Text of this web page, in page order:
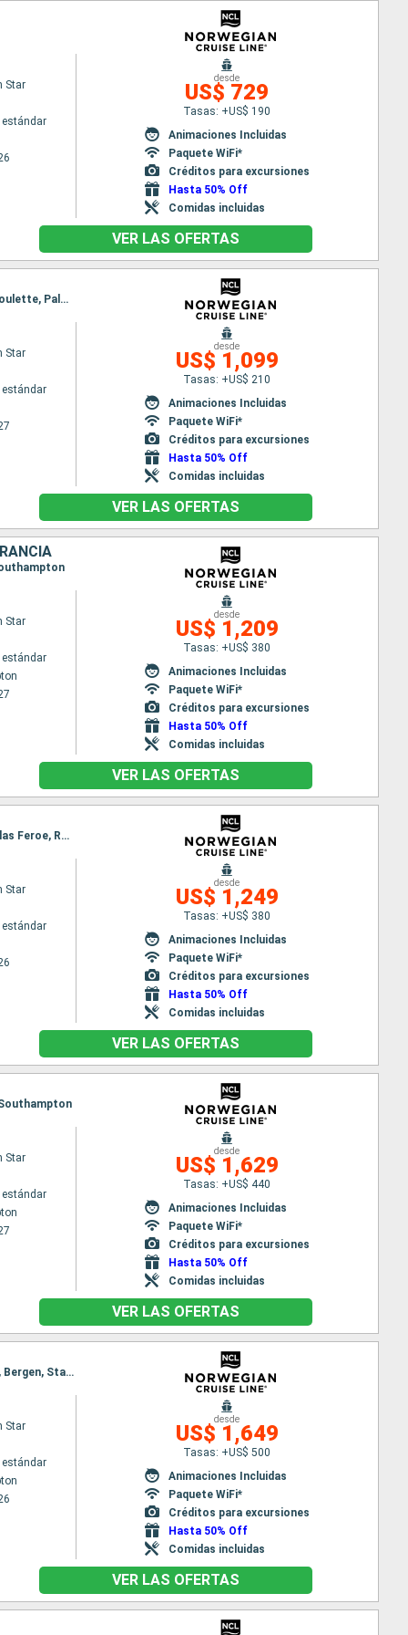
Star
desde
US$ 729
Tasas: +US$ 190
Animaciones Incluidas
Paquete WiFi*
Créditos para excursiones
Hasta 50% Off
Comidas incluidas
VER LAS OFERTAS
Itinerario : Barcelona, Marsella, Livorno, Civitavecchia - Roma, Salerno, Messine, La Valetta, La Goulette, Palma de Mallorca, Barcelona
Star
desde
US$ 1,099
Tasas: +US$ 210
Animaciones Incluidas
Paquete WiFi*
Créditos para excursiones
Hasta 50% Off
Comidas incluidas
VER LAS OFERTAS
Star
desde
US$ 1,209
Tasas: +US$ 380
Animaciones Incluidas
Paquete WiFi*
Créditos para excursiones
Hasta 50% Off
Comidas incluidas
VER LAS OFERTAS
Itinerario : Reykjavik, Grundarfjordur, Akureyri, Isafjordur - Islande, Seydisfjordhur, Torshaven - Islas Feroe, Reykjavik
Star
desde
US$ 1,249
Tasas: +US$ 380
Animaciones Incluidas
Paquete WiFi*
Créditos para excursiones
Hasta 50% Off
Comidas incluidas
VER LAS OFERTAS
Star
desde
US$ 1,629
Tasas: +US$ 440
Animaciones Incluidas
Paquete WiFi*
Créditos para excursiones
Hasta 50% Off
Comidas incluidas
VER LAS OFERTAS
Itinerario : Southampton, Edimbourg, Invergordon, Reykjavik, Isafjordur - Islande, Akureyri, Maloy, Bergen, Stavanger, Southampton
Star
desde
US$ 1,649
Tasas: +US$ 500
Animaciones Incluidas
Paquete WiFi*
Créditos para excursiones
Hasta 50% Off
Comidas incluidas
VER LAS OFERTAS